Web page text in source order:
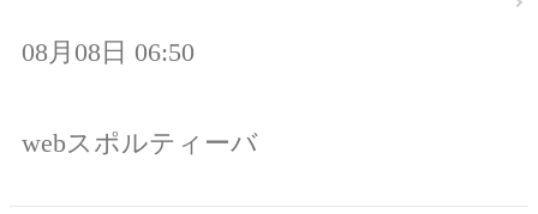
08月08日 06:50
webスポルティーバ